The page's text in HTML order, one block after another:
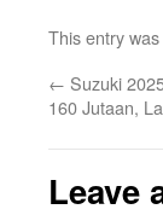
This entry
← Suzuki
160 Jutaan,
Leave